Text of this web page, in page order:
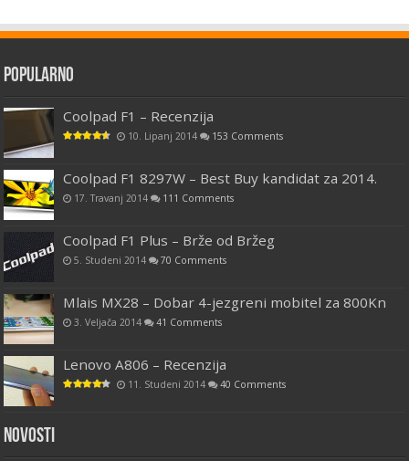
Popularno
Coolpad F1 – Recenzija
10. Lipanj 2014 153 Comments
Coolpad F1 8297W – Best Buy kandidat za 2014.
17. Travanj 2014 111 Comments
Coolpad F1 Plus – Brže od Bržeg
5. Studeni 2014 70 Comments
Mlais MX28 – Dobar 4-jezgreni mobitel za 800Kn
3. Veljača 2014 41 Comments
Lenovo A806 – Recenzija
11. Studeni 2014 40 Comments
Novosti